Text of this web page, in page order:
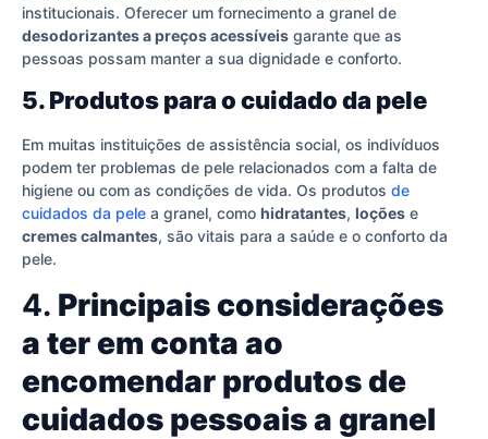
institucionais. Oferecer um fornecimento a granel de
desodorizantes a preços acessíveis garante que as
pessoas possam manter a sua dignidade e conforto.
5. Produtos para o cuidado da pele
Em muitas instituições de assistência social, os indivíduos
podem ter problemas de pele relacionados com a falta de
higiene ou com as condições de vida. Os produtos de
cuidados da pele a granel, como hidratantes, loções e
cremes calmantes, são vitais para a saúde e o conforto da
pele.
4. Principais considerações
a ter em conta ao
encomendar produtos de
cuidados pessoais a granel